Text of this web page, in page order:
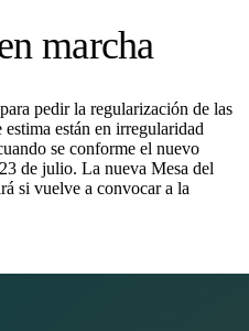
marcha
pedir la regularización de las
están en irregularidad
se conforme el nuevo
de julio. La nueva Mesa del
si vuelve a convocar a la